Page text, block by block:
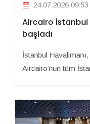
24.07.2026 09:53
Aircairo İstanbul
başladı
İstanbul
Aircairo’nun tüm